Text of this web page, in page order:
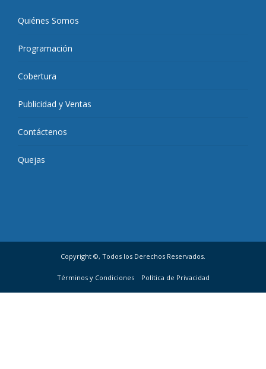
Quiénes Somos
Programación
Cobertura
Publicidad y Ventas
Contáctenos
Quejas
Copyright ©, Todos los Derechos Reservados.
Términos y Condiciones Política de Privacidad